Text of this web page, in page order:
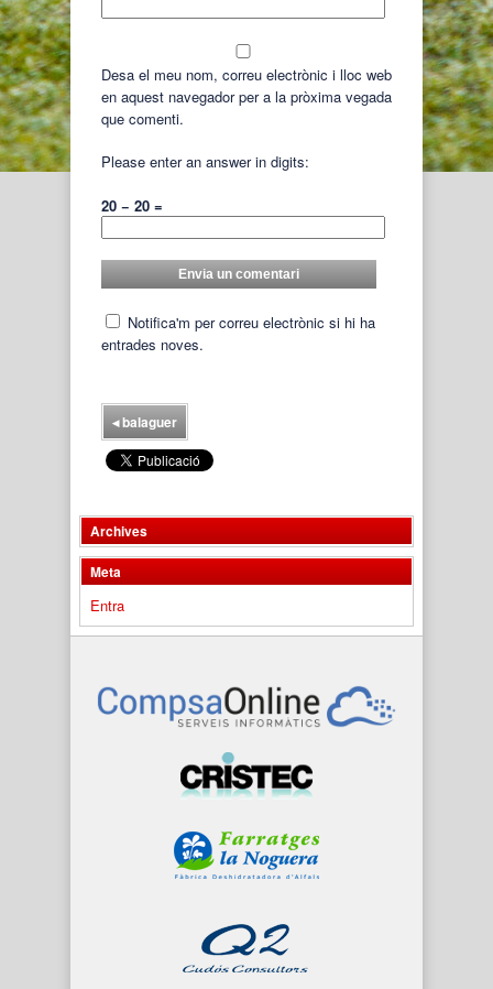
Desa el meu nom, correu electrònic i lloc web
en aquest navegador per a la pròxima vegada
que comenti.
Please enter an answer in digits:
20 − 20 =
Notifica'm per correu electrònic si hi ha
entrades noves.
◂balaguer
Archives
Meta
Entra